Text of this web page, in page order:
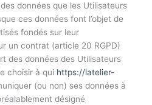
données que les Utilisateurs
ces données font l’objet de
fondés sur leur
un contrat (article 20 RGPD)
des données des Utilisateurs
choisir à qui https://latelier-
(ou non) ses données à
désigné